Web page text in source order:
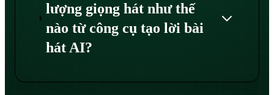
lượng giọng hát như thế
nào từ công cụ tạo lời bài
hát AI?